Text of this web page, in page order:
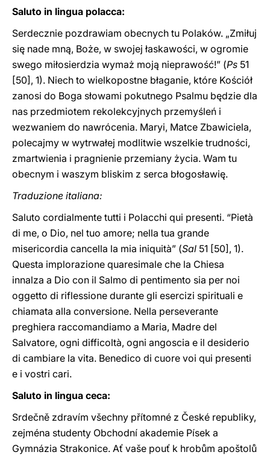
Saluto in lingua polacca:
Serdecznie pozdrawiam obecnych tu Polaków. „Zmiłuj
się nade mną, Boże, w swojej łaskawości, w ogromie
swego miłosierdzia wymaż moją nieprawość!” (Ps 51
[50], 1). Niech to wielkopostne błaganie, które Kościół
zanosi do Boga słowami pokutnego Psalmu będzie dla
nas przedmiotem rekolekcyjnych przemyśleń i
wezwaniem do nawrócenia. Maryi, Matce Zbawiciela,
polecajmy w wytrwałej modlitwie wszelkie trudności,
zmartwienia i pragnienie przemiany życia. Wam tu
obecnym i waszym bliskim z serca błogosławię.
Traduzione italiana:
Saluto cordialmente tutti i Polacchi qui presenti. “Pietà
di me, o Dio, nel tuo amore; nella tua grande
misericordia cancella la mia iniquità” (Sal 51 [50], 1).
Questa implorazione quaresimale che la Chiesa
innalza a Dio con il Salmo di pentimento sia per noi
oggetto di riflessione durante gli esercizi spirituali e
chiamata alla conversione. Nella perseverante
preghiera raccomandiamo a Maria, Madre del
Salvatore, ogni difficoltà, ogni angoscia e il desiderio
di cambiare la vita. Benedico di cuore voi qui presenti
e i vostri cari.
Saluto in lingua ceca:
Srdečně zdravím všechny přítomné z České republiky,
zejména studenty Obchodní akademie Písek a
Gymnázia Strakonice. Ať vaše pouť k hrobům apoštolů